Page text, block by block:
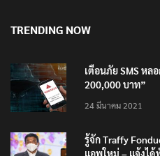
TRENDING NOW
เตือนภัย SMS หล
200,000 บาท”
24 มีนาคม 2021
รู้จัก Traffy